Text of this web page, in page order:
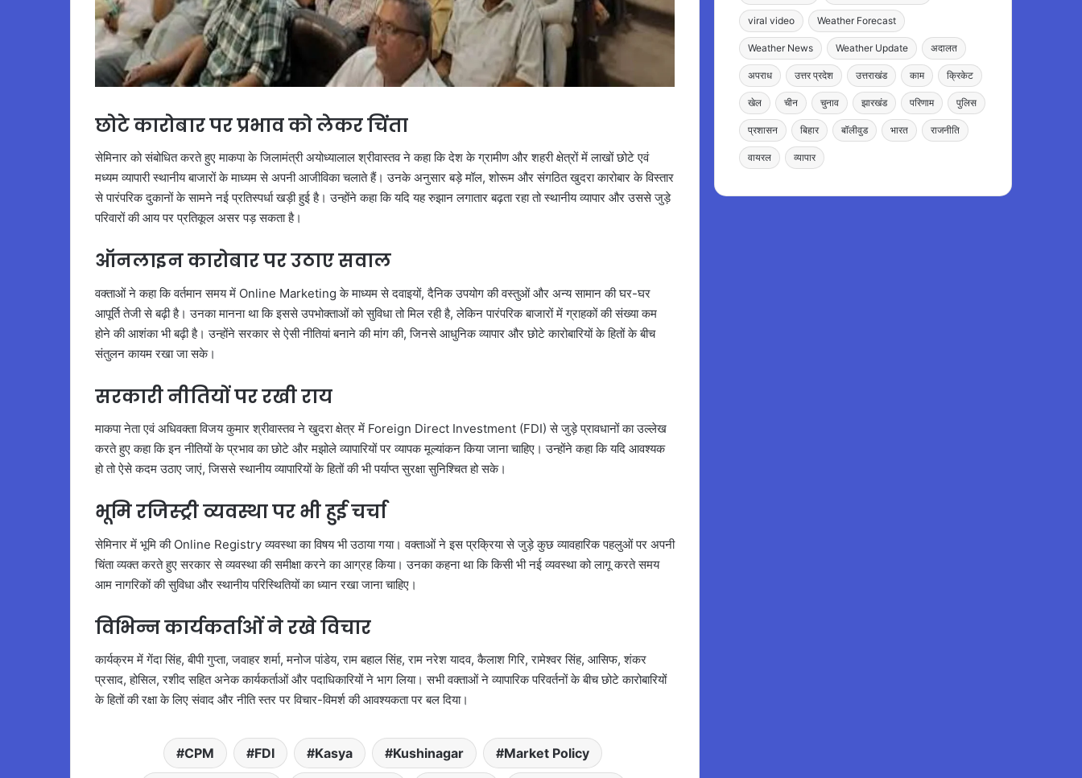
छोटे कारोबार पर प्रभाव को लेकर चिंता
सेमिनार को संबोधित करते हुए माकपा के जिलामंत्री अयोध्यालाल श्रीवास्तव ने कहा कि देश के ग्रामीण और शहरी क्षेत्रों में लाखों छोटे एवं
मध्यम व्यापारी स्थानीय बाजारों के माध्यम से अपनी आजीविका चलाते हैं। उनके अनुसार बड़े मॉल, शोरूम और संगठित खुदरा कारोबार के विस्तार
से पारंपरिक दुकानों के सामने नई प्रतिस्पर्धा खड़ी हुई है। उन्होंने कहा कि यदि यह रुझान लगातार बढ़ता रहा तो स्थानीय व्यापार और उससे जुड़े
परिवारों की आय पर प्रतिकूल असर पड़ सकता है।
ऑनलाइन कारोबार पर उठाए सवाल
वक्ताओं ने कहा कि वर्तमान समय में Online Marketing के माध्यम से दवाइयों, दैनिक उपयोग की वस्तुओं और अन्य सामान की घर-घर
आपूर्ति तेजी से बढ़ी है। उनका मानना था कि इससे उपभोक्ताओं को सुविधा तो मिल रही है, लेकिन पारंपरिक बाजारों में ग्राहकों की संख्या कम
होने की आशंका भी बढ़ी है। उन्होंने सरकार से ऐसी नीतियां बनाने की मांग की, जिनसे आधुनिक व्यापार और छोटे कारोबारियों के हितों के बीच
संतुलन कायम रखा जा सके।
सरकारी नीतियों पर रखी राय
माकपा नेता एवं अधिवक्ता विजय कुमार श्रीवास्तव ने खुदरा क्षेत्र में Foreign Direct Investment (FDI) से जुड़े प्रावधानों का उल्लेख
करते हुए कहा कि इन नीतियों के प्रभाव का छोटे और मझोले व्यापारियों पर व्यापक मूल्यांकन किया जाना चाहिए। उन्होंने कहा कि यदि आवश्यक
हो तो ऐसे कदम उठाए जाएं, जिससे स्थानीय व्यापारियों के हितों की भी पर्याप्त सुरक्षा सुनिश्चित हो सके।
भूमि रजिस्ट्री व्यवस्था पर भी हुई चर्चा
सेमिनार में भूमि की Online Registry व्यवस्था का विषय भी उठाया गया। वक्ताओं ने इस प्रक्रिया से जुड़े कुछ व्यावहारिक पहलुओं पर अपनी
चिंता व्यक्त करते हुए सरकार से व्यवस्था की समीक्षा करने का आग्रह किया। उनका कहना था कि किसी भी नई व्यवस्था को लागू करते समय
आम नागरिकों की सुविधा और स्थानीय परिस्थितियों का ध्यान रखा जाना चाहिए।
विभिन्न कार्यकर्ताओं ने रखे विचार
कार्यक्रम में गेंदा सिंह, बीपी गुप्ता, जवाहर शर्मा, मनोज पांडेय, राम बहाल सिंह, राम नरेश यादव, कैलाश गिरि, रामेश्वर सिंह, आसिफ, शंकर
प्रसाद, होसिल, रशीद सहित अनेक कार्यकर्ताओं और पदाधिकारियों ने भाग लिया। सभी वक्ताओं ने व्यापारिक परिवर्तनों के बीच छोटे कारोबारियों
के हितों की रक्षा के लिए संवाद और नीति स्तर पर विचार-विमर्श की आवश्यकता पर बल दिया।
CPM FDI Kasya Kushinagar Market Policy
viral video Weather Forecast
Weather News Weather Update अदालत
अपराध उत्तर प्रदेश उत्तराखंड काम क्रिकेट
खेल चीन चुनाव झारखंड परिणाम पुलिस
प्रशासन बिहार बॉलीवुड भारत राजनीति
वायरल व्यापार